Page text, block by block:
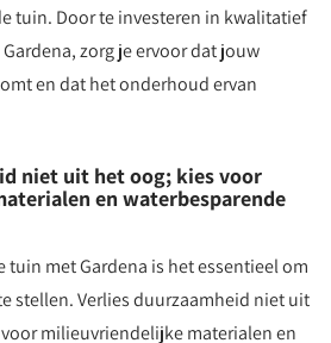
tuin. Door te investeren in kwalitatief
zorg je ervoor dat jouw
en dat het onderhoud ervan
niet uit het oog; kies voor
en waterbesparende
tuin met Gardena is het essentieel om
stellen. Verlies duurzaamheid niet uit
milieuvriendelijke materialen en